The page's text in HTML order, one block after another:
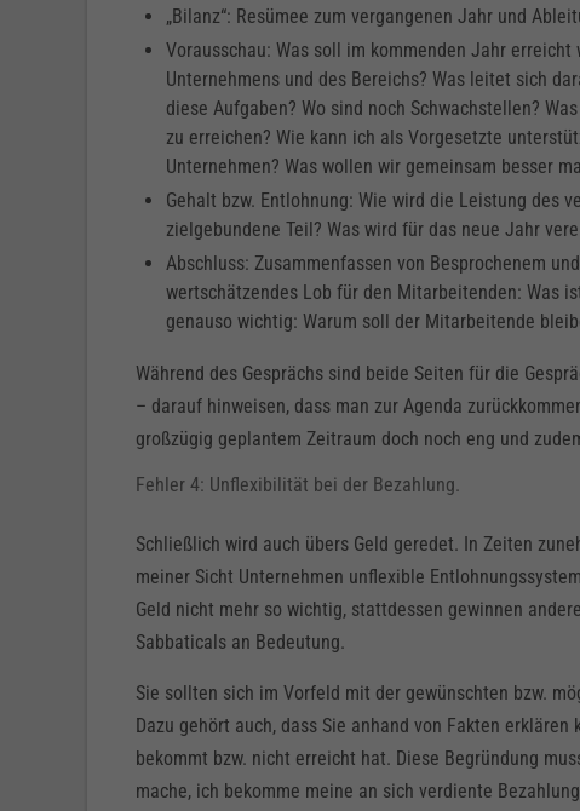
„Bilanz“: Resümee zum vergangenen Jahr und
Vorausschau: Was soll im kommenden Jahr
Unternehmens und des Bereichs? Was leitet sich
diese Aufgaben? Wo sind noch Schwachstellen?
zu erreichen? Wie kann ich als Vorgesetzte
Unternehmen? Was wollen wir gemeinsam besser
Gehalt bzw. Entlohnung: Wie wird die Leistung des
zielgebundene Teil? Was wird für das neue Jahr
Abschluss: Zusammenfassen von Besprochenem
wertschätzendes Lob für den Mitarbeitenden: Was
genauso wichtig: Warum soll der Mitarbeitende
Während des Gesprächs sind beide Seiten für die
– darauf hinweisen, dass man zur Agenda
großzügig geplantem Zeitraum doch noch eng und
Fehler 4: Unflexibilität bei der Bezahlung.
Schließlich wird auch übers Geld geredet. In Zeiten
meiner Sicht Unternehmen unflexible
Geld nicht mehr so wichtig, stattdessen gewinnen
Sabbaticals an Bedeutung.
Sie sollten sich im Vorfeld mit der gewünschten bzw.
Dazu gehört auch, dass Sie anhand von Fakten
bekommt bzw. nicht erreicht hat. Diese Begründung
mache, ich bekomme meine an sich verdiente